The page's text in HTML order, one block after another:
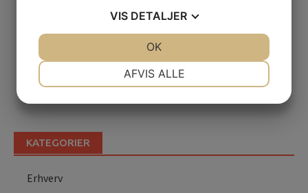
Falster – få et sundt og rent miljø
Find det rette nedrivningsfirma i Roskilde til din
næste nedrivningsopgave
Sådan får du hurtigt og effektivt repareret din
KATEGORIER
Erhverv
VIS DETALJER
AFVIS ALLE
OK